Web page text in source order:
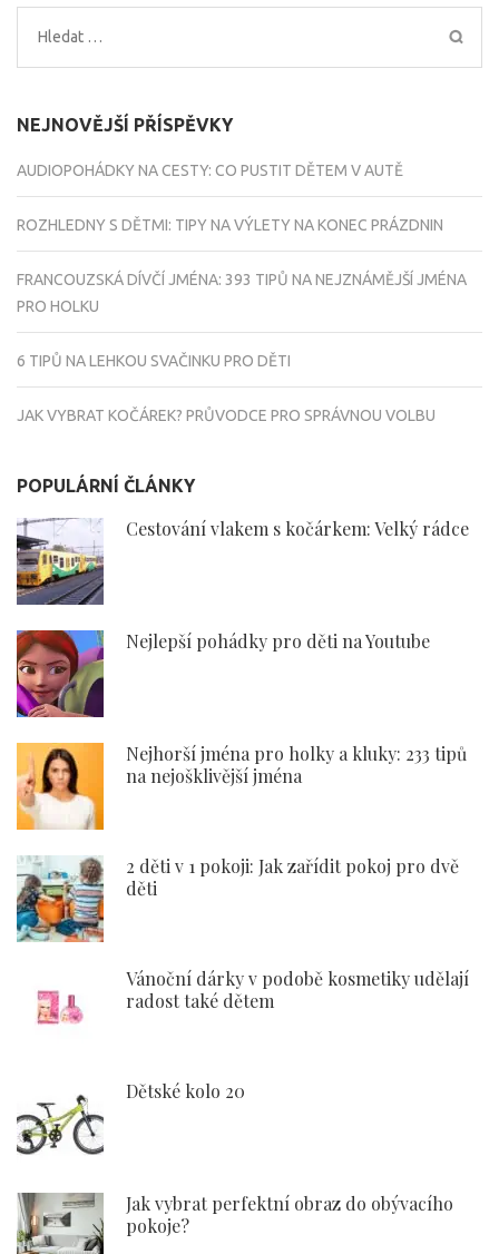
Vyhledávání
NEJNOVĚJŠÍ PŘÍSPĚVKY
AUDIOPOHÁDKY NA CESTY: CO PUSTIT DĚTEM V AUTĚ
ROZHLEDNY S DĚTMI: TIPY NA VÝLETY NA KONEC PRÁZDNIN
FRANCOUZSKÁ DÍVČÍ JMÉNA: 393 TIPŮ NA NEJZNÁMĚJŠÍ JMÉNA
PRO HOLKU
6 TIPŮ NA LEHKOU SVAČINKU PRO DĚTI
JAK VYBRAT KOČÁREK? PRŮVODCE PRO SPRÁVNOU VOLBU
POPULÁRNÍ ČLÁNKY
Cestování vlakem s kočárkem: Velký rádce
Nejlepší pohádky pro děti na Youtube
Nejhorší jména pro holky a kluky: 233 tipů
na nejošklivější jména
2 děti v 1 pokoji: Jak zařídit pokoj pro dvě
děti
Vánoční dárky v podobě kosmetiky udělají
radost také dětem
Dětské kolo 20
Jak vybrat perfektní obraz do obývacího
pokoje?